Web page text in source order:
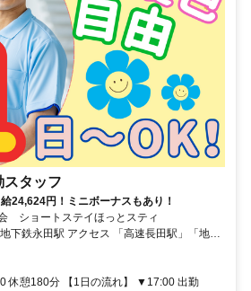
スタッフ
24,624円！ミニボーナスもあり！
ショートステイほっとスティ
「高速長田駅」「地下
休憩180分 【1日の流れ】 ▼17:00 出勤